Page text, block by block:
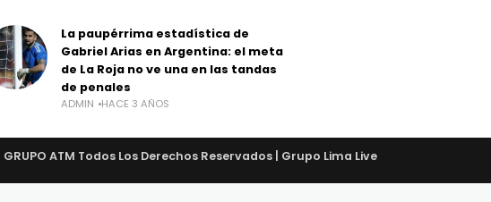
La paupérrima estadística de
Gabriel Arias en Argentina: el meta
de La Roja no ve una en las tandas
de penales
ADMIN HACE 3 AÑOS
ATM Todos Los Derechos Reservados | Grupo Lima Live